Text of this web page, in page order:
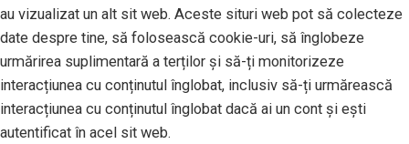
au vizualizat un alt sit web. Aceste situri web pot să colecteze
date despre tine, să folosească cookie-uri, să înglobeze
urmărirea suplimentară a terților și să-ți monitorizeze
interacțiunea cu conținutul înglobat, inclusiv să-ți urmărească
interacțiunea cu conținutul înglobat dacă ai un cont și ești
autentificat în acel sit web.